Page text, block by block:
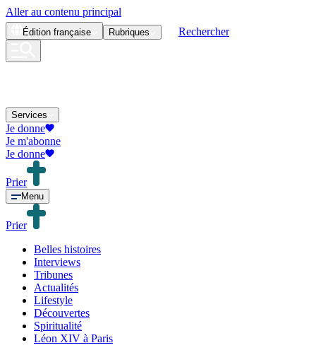
Aller au contenu principal
Édition française Rubriques Rechercher
Services
Je donne
Je m'abonne
Je donne
Prier
Menu
Prier
Belles histoires
Interviews
Tribunes
Actualités
Lifestyle
Découvertes
Spiritualité
Léon XIV à Paris